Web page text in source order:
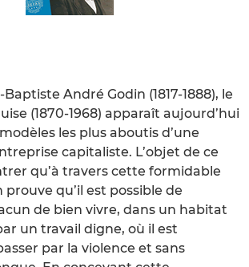
André Godin (1817-1888), le
(1870-1968) apparaît aujourd’hui
les plus aboutis d’une
capitaliste. L’objet de ce
qu’à travers cette formidable
qu’il est possible de
de bien vivre, dans un habitat
un travail digne, où il est
par la violence et sans